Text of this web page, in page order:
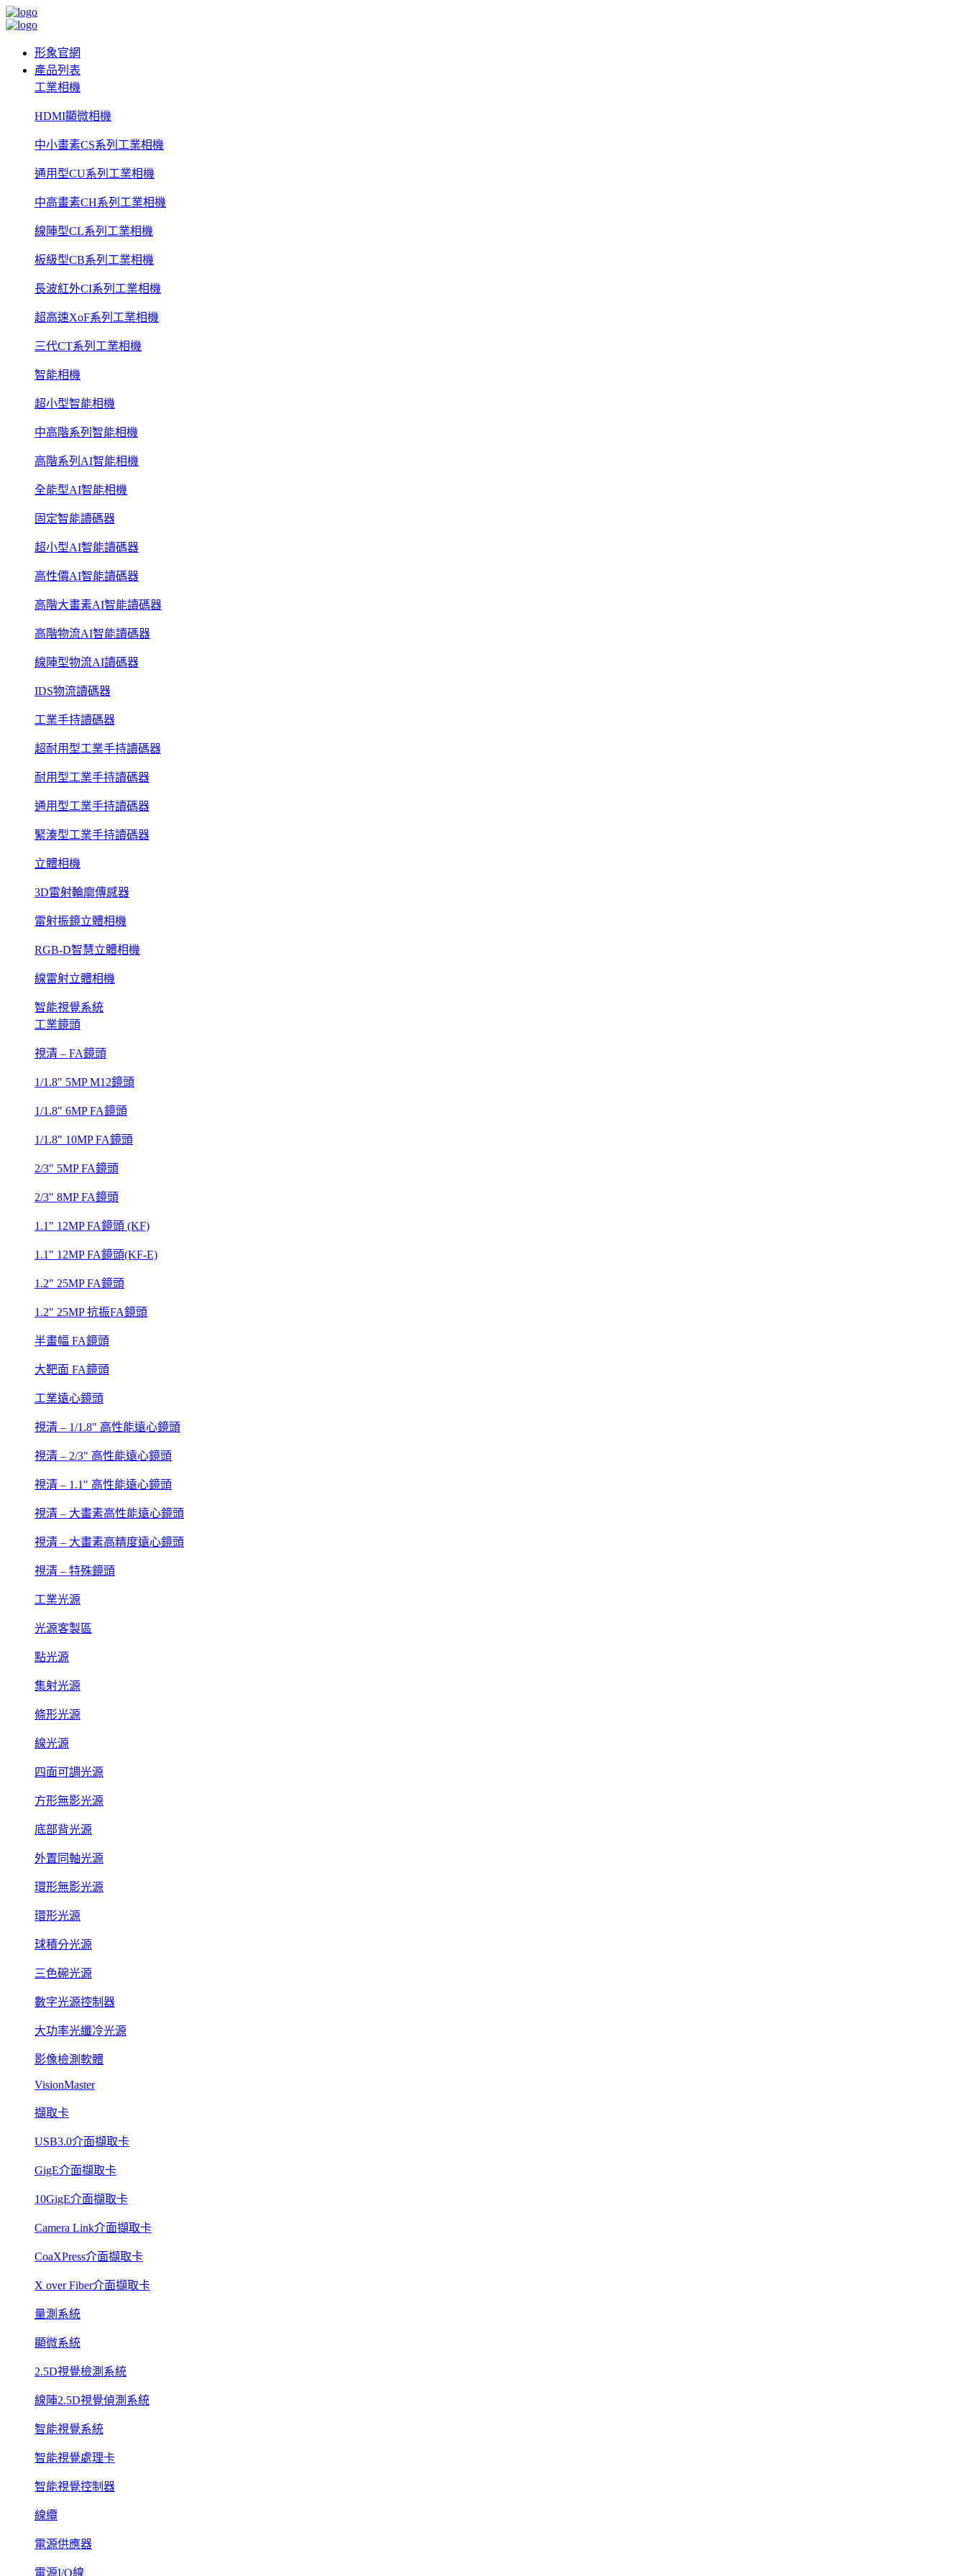
形象官網
產品列表
工業相機
HDMI顯微相機
中小畫素CS系列工業相機
通用型CU系列工業相機
中高畫素CH系列工業相機
線陣型CL系列工業相機
板級型CB系列工業相機
長波紅外CI系列工業相機
超高速XoF系列工業相機
三代CT系列工業相機
智能相機
超小型智能相機
中高階系列智能相機
高階系列AI智能相機
全能型AI智能相機
固定智能讀碼器
超小型AI智能讀碼器
高性價AI智能讀碼器
高階大畫素AI智能讀碼器
高階物流AI智能讀碼器
線陣型物流AI讀碼器
IDS物流讀碼器
工業手持讀碼器
超耐用型工業手持讀碼器
耐用型工業手持讀碼器
通用型工業手持讀碼器
緊湊型工業手持讀碼器
立體相機
3D雷射輪廓傳感器
雷射振鏡立體相機
RGB-D智慧立體相機
線雷射立體相機
智能視覺系統
工業鏡頭
視清 – FA鏡頭
1/1.8" 5MP M12鏡頭
1/1.8" 6MP FA鏡頭
1/1.8" 10MP FA鏡頭
2/3" 5MP FA鏡頭
2/3" 8MP FA鏡頭
1.1" 12MP FA鏡頭 (KF)
1.1" 12MP FA鏡頭(KF-E)
1.2" 25MP FA鏡頭
1.2" 25MP 抗振FA鏡頭
半畫幅 FA鏡頭
大靶面 FA鏡頭
工業遠心鏡頭
視清 – 1/1.8" 高性能遠心鏡頭
視清 – 2/3" 高性能遠心鏡頭
視清 – 1.1" 高性能遠心鏡頭
視清 – 大畫素高性能遠心鏡頭
視清 – 大畫素高精度遠心鏡頭
視清 – 特殊鏡頭
工業光源
光源客製區
點光源
集射光源
條形光源
線光源
四面可調光源
方形無影光源
底部背光源
外置同軸光源
環形無影光源
環形光源
球積分光源
三色碗光源
數字光源控制器
大功率光纖冷光源
影像檢測軟體
VisionMaster
擷取卡
USB3.0介面擷取卡
GigE介面擷取卡
10GigE介面擷取卡
Camera Link介面擷取卡
CoaXPress介面擷取卡
X over Fiber介面擷取卡
量測系統
顯微系統
2.5D視覺檢測系統
線陣2.5D視覺偵測系統
智能視覺系統
智能視覺處理卡
智能視覺控制器
線纜
電源供應器
電源I/O線